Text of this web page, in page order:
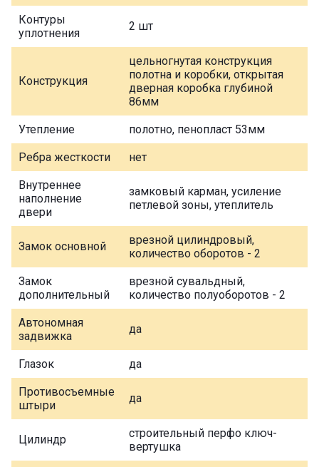
Контуры
уплотнения
2 шт
Конструкция
цельногнутая конструкция
полотна и коробки, открытая
дверная коробка глубиной
86мм
Утепление полотно, пенопласт 53мм
Ребра жесткости нет
Внутреннее
наполнение
двери
замковый карман, усиление
петлевой зоны, утеплитель
Замок основной
врезной цилиндровый,
количество оборотов - 2
Замок
дополнительный
врезной сувальдный,
количество полуоборотов - 2
Автономная
задвижка
да
Глазок да
Противосъемные
штыри
да
Цилиндр
строительный перфо ключ-
вертушка